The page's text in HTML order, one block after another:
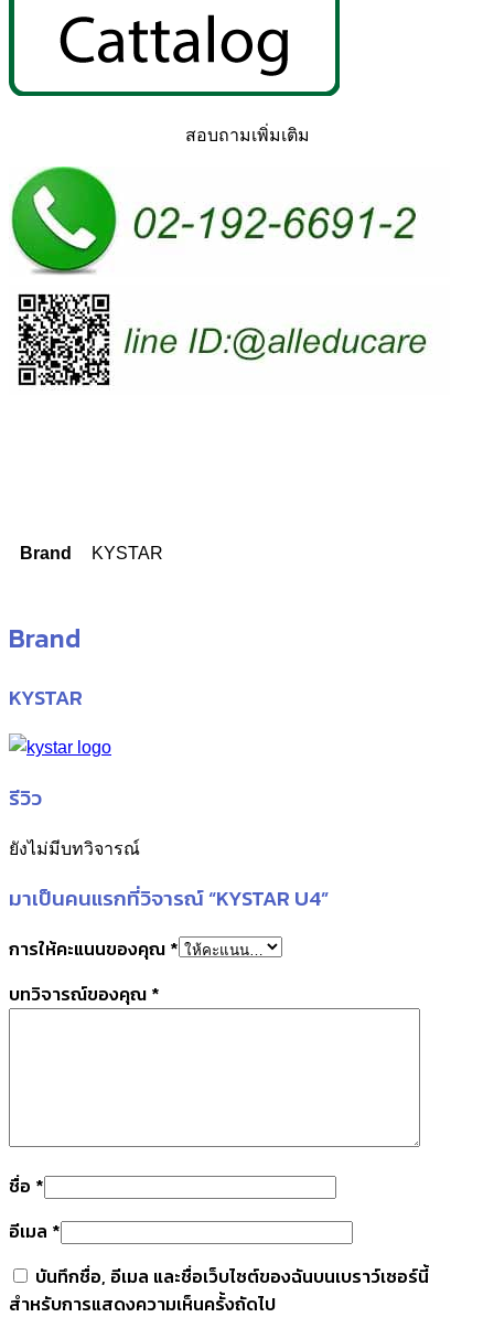
สอบถามเพิ่มเติม
Brand KYSTAR
Brand
KYSTAR
รีวิว
ยังไม่มีบทวิจารณ์
มาเป็นคนแรกที่วิจารณ์ “KYSTAR U4”
การให้คะแนนของคุณ *
บทวิจารณ์ของคุณ *
ชื่อ *
อีเมล *
บันทึกชื่อ, อีเมล และชื่อเว็บไซต์ของฉันบนเบราว์เซอร์นี้
สำหรับการแสดงความเห็นครั้งถัดไป